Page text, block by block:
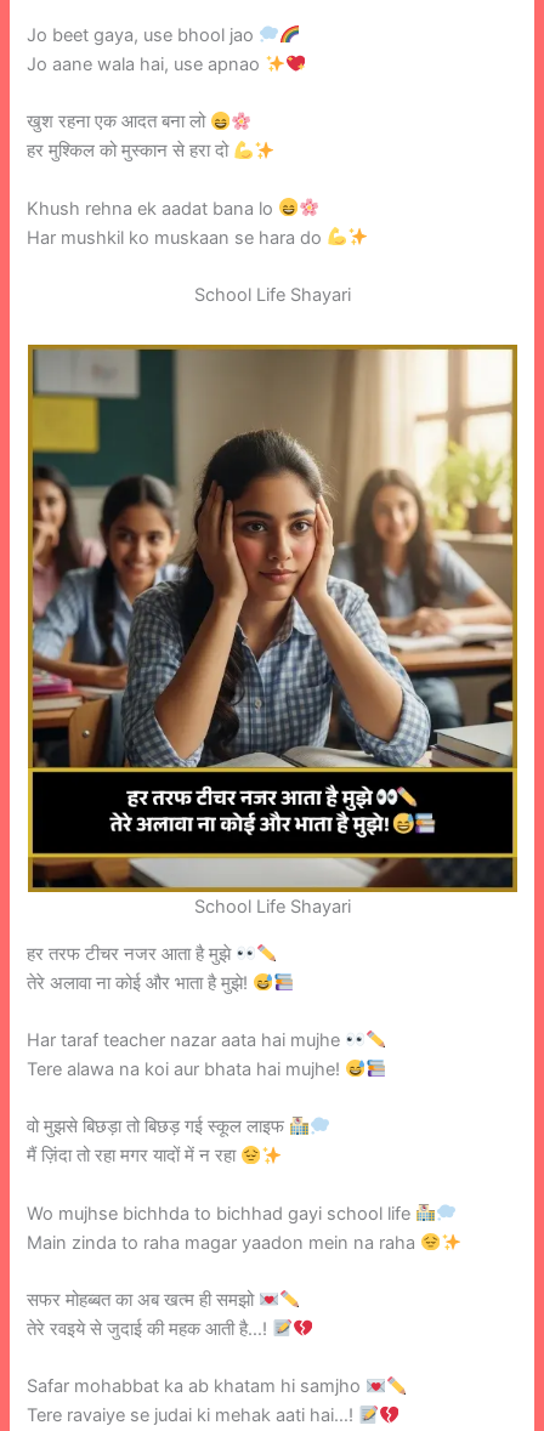
Jo beet gaya, use bhool jao
Jo aane wala hai, use apnao
खुश रहना एक आदत बना लो
हर मुश्किल को मुस्कान से हरा दो
Khush rehna ek aadat bana lo
Har mushkil ko muskaan se hara do
School Life Shayari
School Life Shayari
हर तरफ टीचर नजर आता है मुझे
तेरे अलावा ना कोई और भाता है मुझे!
Har taraf teacher nazar aata hai mujhe
Tere alawa na koi aur bhata hai mujhe!
वो मुझसे बिछड़ा तो बिछड़ गई स्कूल लाइफ
मैं ज़िंदा तो रहा मगर यादों में न रहा
Wo mujhse bichhda to bichhad gayi school life
Main zinda to raha magar yaadon mein na raha
सफर मोहब्बत का अब खत्म ही समझो
तेरे रवइये से जुदाई की महक आती है…!
Safar mohabbat ka ab khatam hi samjho
Tere ravaiye se judai ki mehak aati hai…!